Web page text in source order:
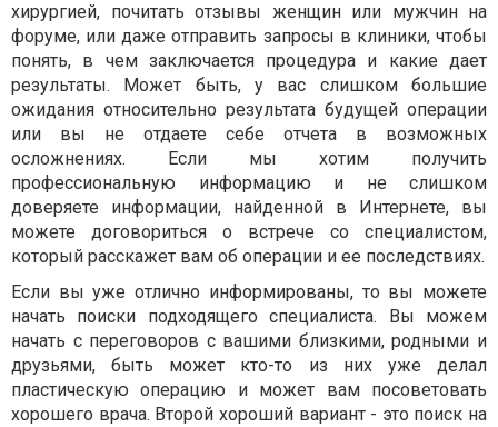
хирургией, почитать отзывы женщин или мужчин на
форуме, или даже отправить запросы в клиники, чтобы
понять, в чем заключается процедура и какие дает
результаты. Может быть, у вас слишком большие
ожидания относительно результата будущей операции
или вы не отдаете себе отчета в возможных
осложнениях. Если мы хотим получить
профессиональную информацию и не слишком
доверяете информации, найденной в Интернете, вы
можете договориться о встрече со специалистом,
который расскажет вам об операции и ее последствиях.
Если вы уже отлично информированы, то вы можете
начать поиски подходящего специалиста. Вы можем
начать с переговоров с вашими близкими, родными и
друзьями, быть может кто-то из них уже делал
пластическую операцию и может вам посоветовать
хорошего врача. Второй хороший вариант - это поиск на